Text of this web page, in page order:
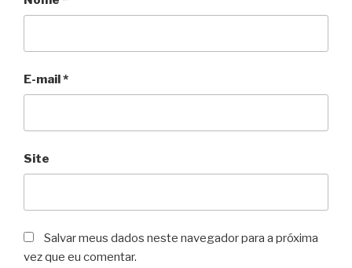
E-mail*
Site
Salvar meus dados neste navegador para a próxima
vez que eu comentar.